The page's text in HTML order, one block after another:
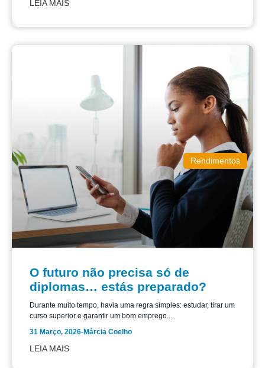
LEIA MAIS
Rendimentos
O futuro não precisa só de
diplomas… estás preparado?
Durante muito tempo, havia uma regra simples: estudar, tirar um
curso superior e garantir um bom emprego....
31 Março, 2026-Márcia Coelho
LEIA MAIS